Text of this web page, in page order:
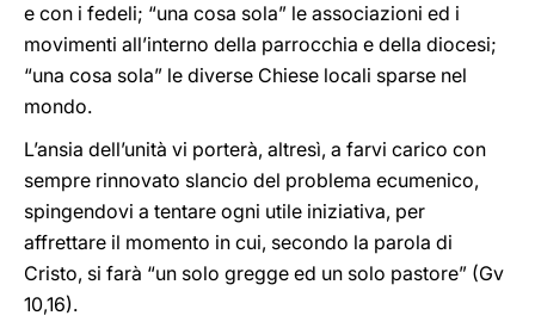
e con i fedeli; “una cosa sola” le associazioni ed i
movimenti all’interno della parrocchia e della diocesi;
“una cosa sola” le diverse Chiese locali sparse nel
mondo.
L’ansia dell’unità vi porterà, altresì, a farvi carico con
sempre rinnovato slancio del problema ecumenico,
spingendovi a tentare ogni utile iniziativa, per
affrettare il momento in cui, secondo la parola di
Cristo, si farà “un solo gregge ed un solo pastore” (Gv
10,16).